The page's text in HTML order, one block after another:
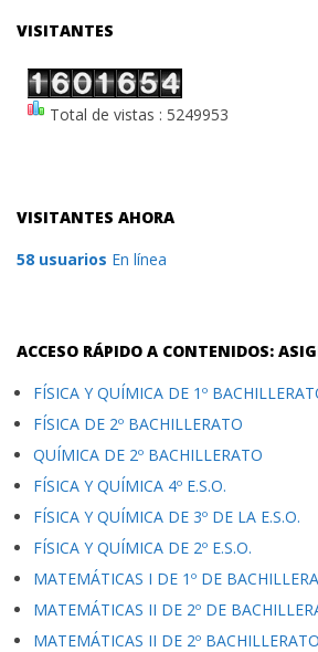
VISITANTES
Total de vistas : 5249953
VISITANTES AHORA
58 usuarios En línea
ACCESO RÁPIDO A CONTENIDOS:
FÍSICA Y QUÍMICA DE 1º
FÍSICA DE 2º BACHILLERATO
QUÍMICA DE 2º BACHILLERATO
FÍSICA Y QUÍMICA 4º E.S.O.
FÍSICA Y QUÍMICA DE 3º DE LA E.S.O.
FÍSICA Y QUÍMICA DE 2º E.S.O.
MATEMÁTICAS I DE 1º DE
MATEMÁTICAS II DE 2º DE
MATEMÁTICAS II DE 2º